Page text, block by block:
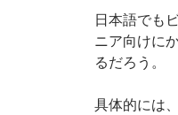
日本語でも
ニア向けに
るだろう。
具体的には